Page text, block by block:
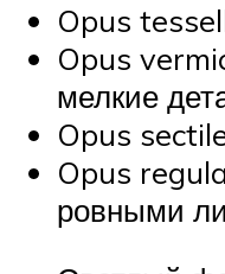
Opus
Opus
мелкие
Opus
Opus
ровными